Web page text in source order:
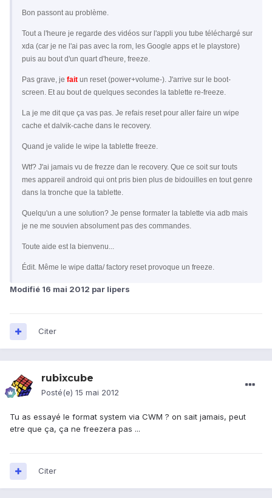
Bon passont au problème.
Tout a l'heure je regarde des vidéos sur l'appli you tube téléchargé sur
xda (car je ne l'ai pas avec la rom, les Google apps et le playstore)
puis au bout d'un quart d'heure, freeze.
Pas grave, je fait un reset (power+volume-). J'arrive sur le boot-
screen. Et au bout de quelques secondes la tablette re-freeze.
La je me dit que ça vas pas. Je refais reset pour aller faire un wipe
cache et dalvik-cache dans le recovery.
Quand je valide le wipe la tablette freeze.
Wtf? J'ai jamais vu de frezze dan le recovery. Que ce soit sur touts
mes appareil android qui ont pris bien plus de bidouilles en tout genre
dans la tronche que la tablette.
Quelqu'un a une solution? Je pense formater la tablette via adb mais
je ne me souvien absolument pas des commandes.
Toute aide est la bienvenu...
Édit. Même le wipe datta/ factory reset provoque un freeze.
Modifié 16 mai 2012 par lipers
Citer
rubixcube
Posté(e) 15 mai 2012
Tu as essayé le format system via CWM ? on sait jamais, peut
etre que ça, ça ne freezera pas ...
Citer